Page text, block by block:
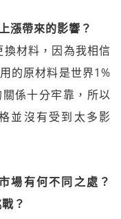
漲帶來的影響？
換材料，因為我相信
的原材料是世界1%
係十分牢靠，所以
並沒有受到太多影
場有何不同之處？
？